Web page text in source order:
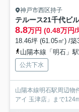
神戸市西区持子
テルース21千代ビル
8.8万円 (0.48万円/
18.46坪 (61.05㎡) /築
山陽本線「明石」
公共下水
山陽本線明石駅周辺物
アイ 玉津店」まで